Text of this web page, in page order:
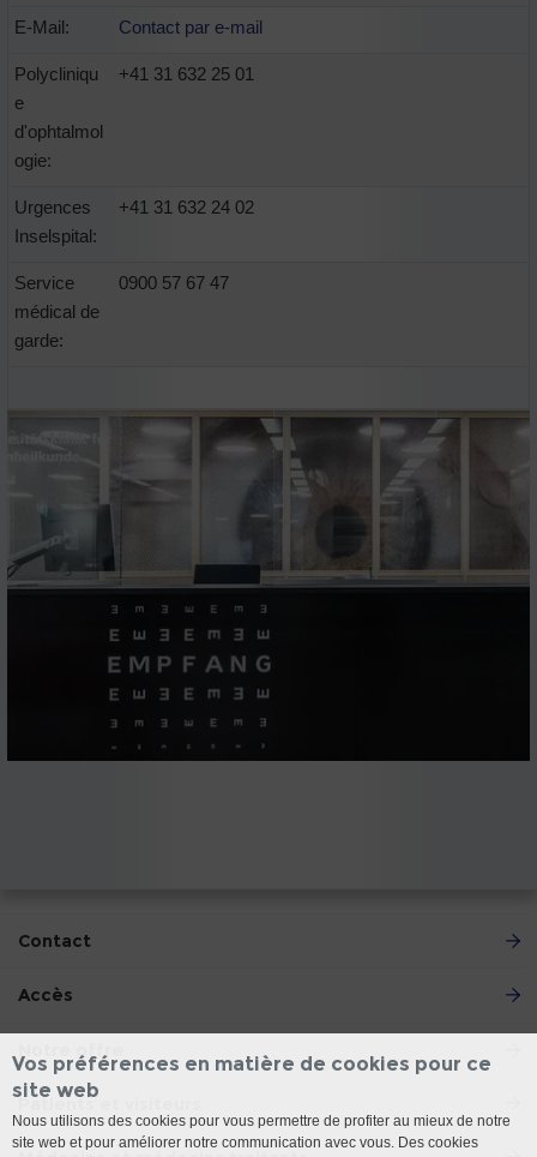
E-Mail: Contact par e-mail
Polycliniqu
e
d'ophtalmol
ogie:
+41 31 632 25 01
Urgences
Inselspital:
+41 31 632 24 02
Service
médical de
garde:
0900 57 67 47
Contact
Accès
Patients et visiteurs
Vos préférences en matière de cookies pour ce
site web
Nous utilisons des cookies pour vous permettre de profiter au mieux de notre
site web et pour améliorer notre communication avec vous. Des cookies